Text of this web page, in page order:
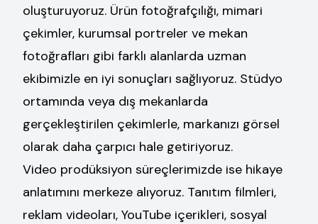
oluşturuyoruz. Ürün fotoğrafçılığı, mimari
çekimler, kurumsal portreler ve mekan
fotoğrafları gibi farklı alanlarda uzman
ekibimizle en iyi sonuçları sağlıyoruz. Stüdyo
ortamında veya dış mekanlarda
gerçekleştirilen çekimlerle, markanızı görsel
olarak daha çarpıcı hale getiriyoruz.
Video prodüksiyon süreçlerimizde ise hikaye
anlatımını merkeze alıyoruz. Tanıtım filmleri,
reklam videoları, YouTube içerikleri, sosyal